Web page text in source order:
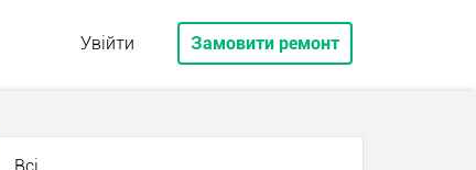
Увійти Замовити ремонт